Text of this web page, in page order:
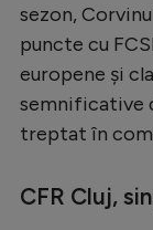
sezon,
puncte cu
europene și
semnificative
treptat în
CFR Cluj,